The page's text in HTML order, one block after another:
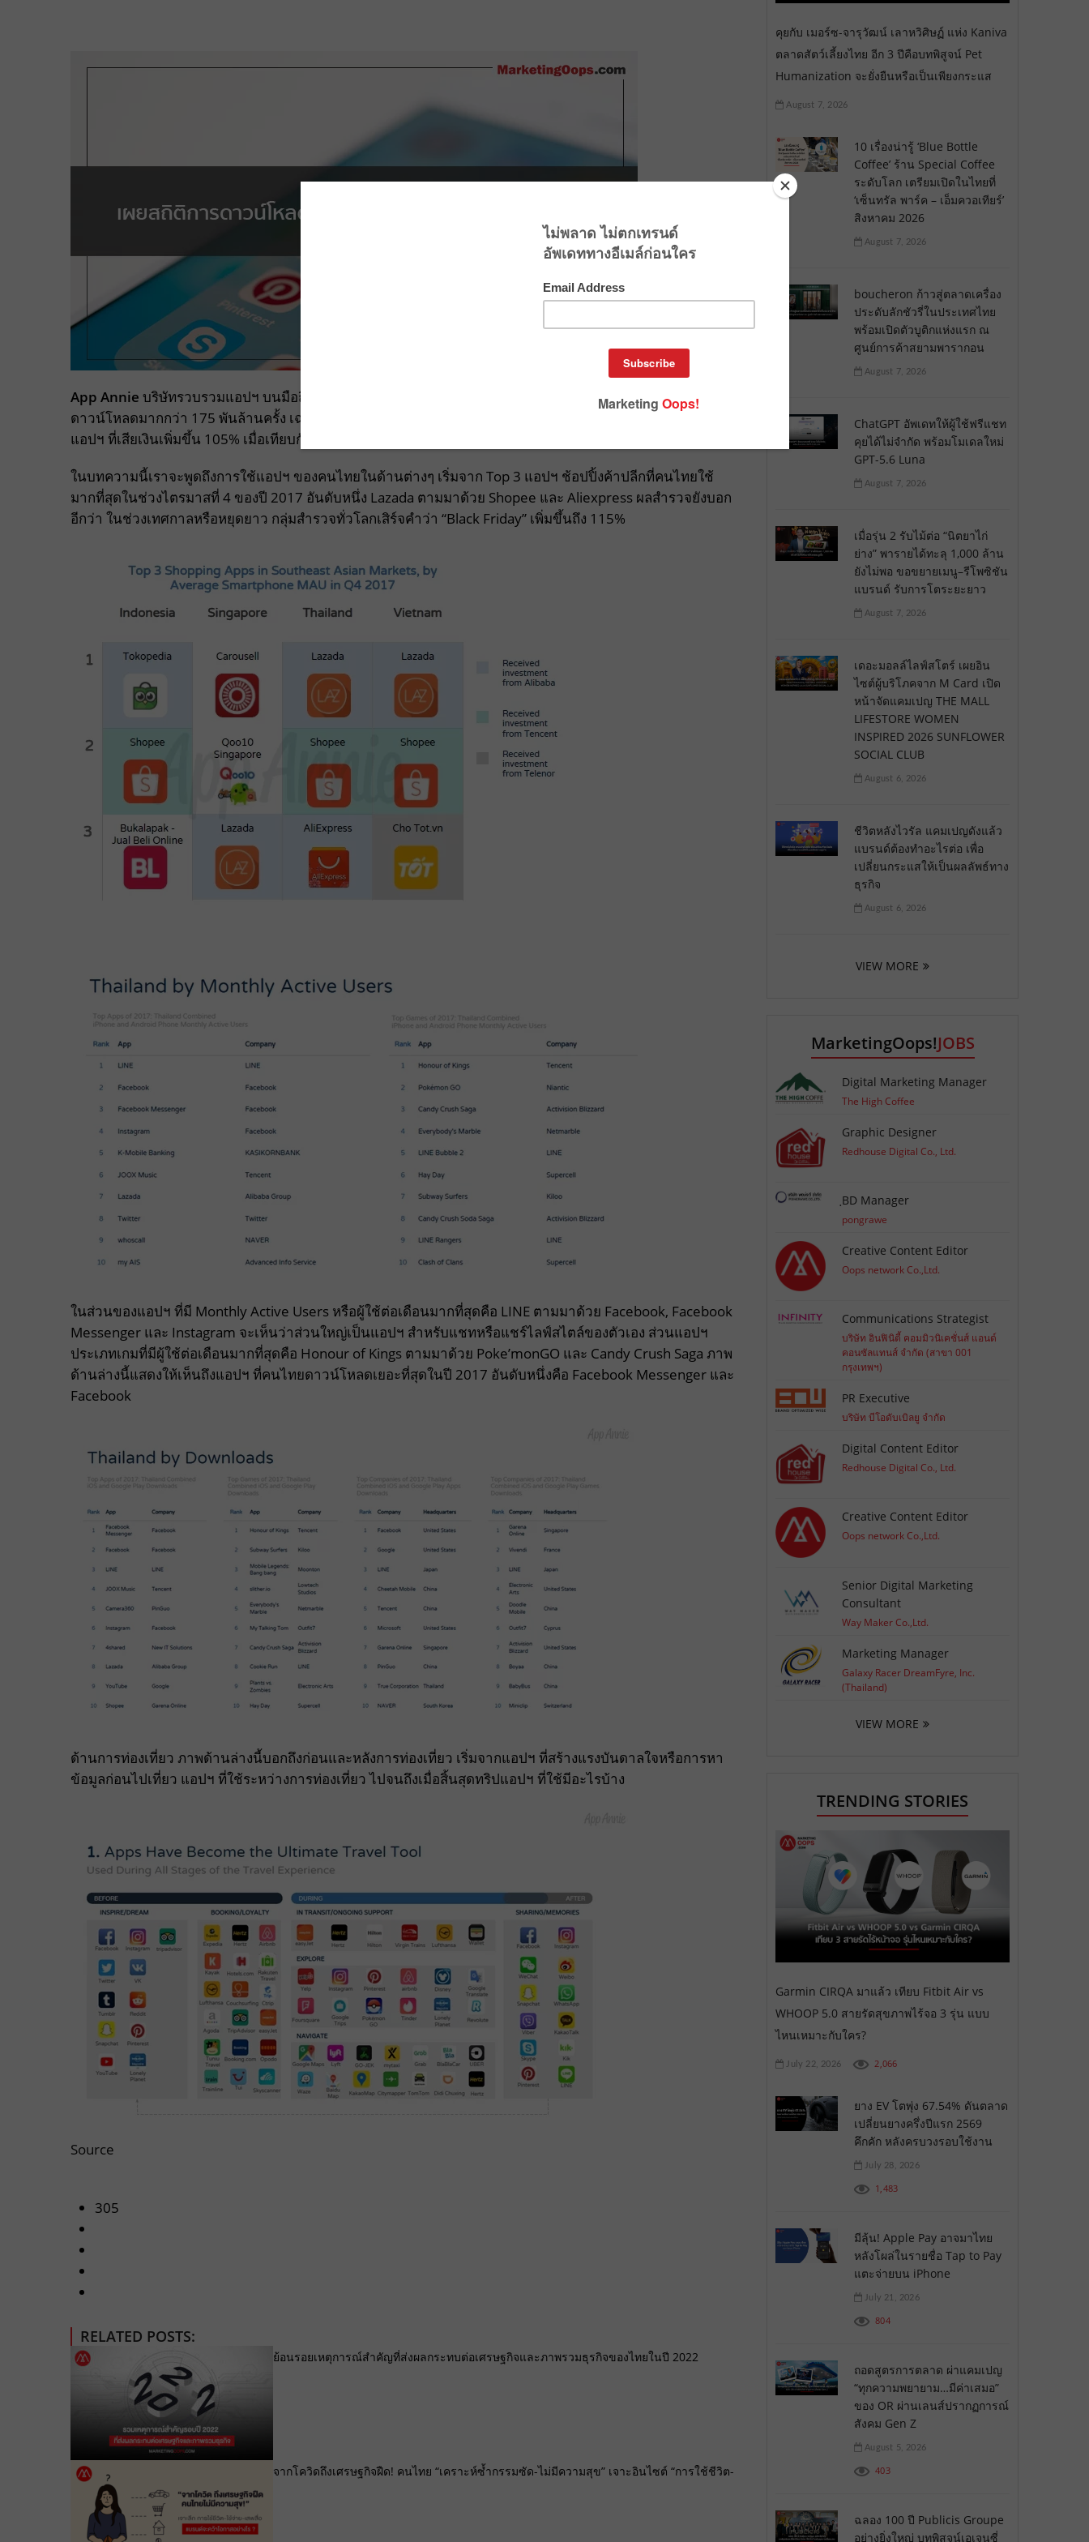
App Annie บริษัทรวบรวมแอปฯ บนมือถือ ได้วิเคราะห์การใช้แอปฯ จากผู้ใช้ทั่วโลกในปี 2017 พบว่ามีการ
ดาวน์โหลดมากกว่า 175 พันล้านครั้ง เฉลี่ยผู้ใช้งาน 1 คนจะโหลด 1-2 แอปฯ ต่อเดือน นอกจากนี้ ยังมีการโหลด
แอปฯ ที่เสียเงินเพิ่มขึ้น 105% เมื่อเทียบกับปี 2015
ในบทความนี้เราจะพูดถึงการใช้แอปฯ ของคนไทยในด้านต่างๆ เริ่มจาก Top 3 แอปฯ ช้อปปิ้งค้าปลีกที่คนไทยใช้
มากที่สุดในช่วงไตรมาสที่ 4 ของปี 2017 อันดับหนึ่ง Lazada ตามมาด้วย Shopee และ Aliexpress ผลสำรวจยังบอก
อีกว่า ในช่วงเทศกาลหรือหยุดยาว กลุ่มสำรวจทั่วโลกเสิร์จคำว่า “Black Friday” เพิ่มขึ้นถึง 115%
ในส่วนของแอปฯ ที่มี Monthly Active Users หรือผู้ใช้ต่อเดือนมากที่สุดคือ LINE ตามมาด้วย Facebook, Facebook
Messenger และ Instagram จะเห็นว่าส่วนใหญ่เป็นแอปฯ สำหรับแชทหรือแชร์ไลฟ์สไตล์ของตัวเอง ส่วนแอปฯ
ประเภทเกมที่มีผู้ใช้ต่อเดือนมากที่สุดคือ Honour of Kings ตามมาด้วย Poke’monGO และ Candy Crush Saga ภาพ
ด้านล่างนี้แสดงให้เห็นถึงแอปฯ ที่คนไทยดาวน์โหลดเยอะที่สุดในปี 2017 อันดับหนึ่งคือ Facebook Messenger และ
Facebook
ด้านการท่องเที่ยว ภาพด้านล่างนี้บอกถึงก่อนและหลังการท่องเที่ยว เริ่มจากแอปฯ ที่สร้างแรงบันดาลใจหรือการหา
ข้อมูลก่อนไปเที่ยว แอปฯ ที่ใช้ระหว่างการท่องเที่ยว ไปจนถึงเมื่อสิ้นสุดทริปแอปฯ ที่ใช้มีอะไรบ้าง
Source
305
RELATED POSTS:
ย้อนรอยเหตุการณ์สำคัญที่ส่งผลกระทบต่อเศรษฐกิจและภาพรวมธุรกิจของไทยในปี 2022
จากโควิดถึงเศรษฐกิจฝืด! คนไทย “เคราะห์ซ้ำกรรมซัด-ไม่มีความสุข” เจาะอินไซต์ “การใช้ชีวิต-
คุยกับ เมอร์ซ-จารุวัฒน์ เลาหวิศิษฏ์ แห่ง Kaniva
ตลาดสัตว์เลี้ยงไทย อีก 3 ปีคือบทพิสูจน์ Pet
Humanization จะยั่งยืนหรือเป็นเพียงกระแส
August 7, 2026
10 เรื่องน่ารู้ ‘Blue Bottle
Coffee’ ร้าน Special Coffee
ระดับโลก เตรียมเปิดในไทยที่
‘เซ็นทรัล พาร์ค – เอ็มควอเทียร์’
สิงหาคม 2026
August 7, 2026
boucheron ก้าวสู่ตลาดเครื่อง
ประดับลักชัวรี่ในประเทศไทย
พร้อมเปิดตัวบูติกแห่งแรก ณ
ศูนย์การค้าสยามพารากอน
August 7, 2026
ChatGPT อัพเดทให้ผู้ใช้ฟรีแชท
คุยได้ไม่จำกัด พร้อมโมเดลใหม่
GPT-5.6 Luna
August 7, 2026
เมื่อรุ่น 2 รับไม้ต่อ “นิตยาไก่
ย่าง” พารายได้ทะลุ 1,000 ล้าน
ยังไม่พอ ขอขยายเมนู–รีโพซิชัน
แบรนด์ รับการโตระยะยาว
August 7, 2026
เดอะมอลล์ไลฟ์สโตร์ เผยอิน
ไซต์ผู้บริโภคจาก M Card เปิด
หน้าจัดแคมเปญ THE MALL
LIFESTORE WOMEN
INSPIRED 2026 SUNFLOWER
SOCIAL CLUB
August 6, 2026
ชีวิตหลังไวรัล แคมเปญดังแล้ว
แบรนด์ต้องทำอะไรต่อ เพื่อ
เปลี่ยนกระแสให้เป็นผลลัพธ์ทาง
ธุรกิจ
August 6, 2026
VIEW MORE
MarketingOops!JOBS
Digital Marketing Manager
The High Coffee
Graphic Designer
Redhouse Digital Co., Ltd.
ฺBD Manager
pongrawe
Creative Content Editor
Oops network Co.,Ltd.
Communications Strategist
บริษัท อินฟินิตี้ คอมมิวนิเคชั่นส์ แอนด์
คอนซัลแทนส์ จำกัด (สาขา 001
กรุงเทพฯ)
PR Executive
บริษัท บีโอดับเบิลยู จำกัด
Digital Content Editor
Redhouse Digital Co., Ltd.
Creative Content Editor
Oops network Co.,Ltd.
Senior Digital Marketing
Consultant
Way Maker Co.,Ltd.
Marketing Manager
Galaxy Racer DreamFyre, Inc.
(Thailand)
VIEW MORE
TRENDING STORIES
Garmin CIRQA มาแล้ว เทียบ Fitbit Air vs
WHOOP 5.0 สายรัดสุขภาพไร้จอ 3 รุ่น แบบ
ไหนเหมาะกับใคร?
July 22, 2026 2,066
ยาง EV โตพุ่ง 67.54% ดันตลาด
เปลี่ยนยางครึ่งปีแรก 2569
คึกคัก หลังครบวงรอบใช้งาน
July 28, 2026
1,483
มีลุ้น! Apple Pay อาจมาไทย
หลังโผล่ในรายชื่อ Tap to Pay
แตะจ่ายบน iPhone
July 21, 2026
804
ถอดสูตรการตลาด ผ่าแคมเปญ
“ทุกความพยายาม…มีค่าเสมอ”
ของ OR ผ่านเลนส์ปรากฏการณ์
สังคม Gen Z
August 5, 2026
403
ฉลอง 100 ปี Publicis Groupe
อย่างยิ่งใหญ่ บทพิสูจน์เอเจนซี่